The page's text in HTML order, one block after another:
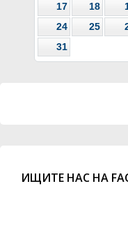
17
18
24
25
31
ИЩИТЕ НАС НА